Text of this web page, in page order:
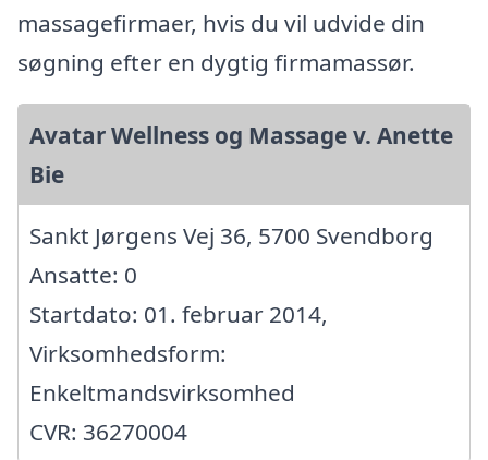
massagefirmaer, hvis du vil udvide din
søgning efter en dygtig firmamassør.
Avatar Wellness og Massage v. Anette
Bie
Sankt Jørgens Vej 36, 5700 Svendborg
Ansatte: 0
Startdato: 01. februar 2014,
Virksomhedsform:
Enkeltmandsvirksomhed
CVR: 36270004